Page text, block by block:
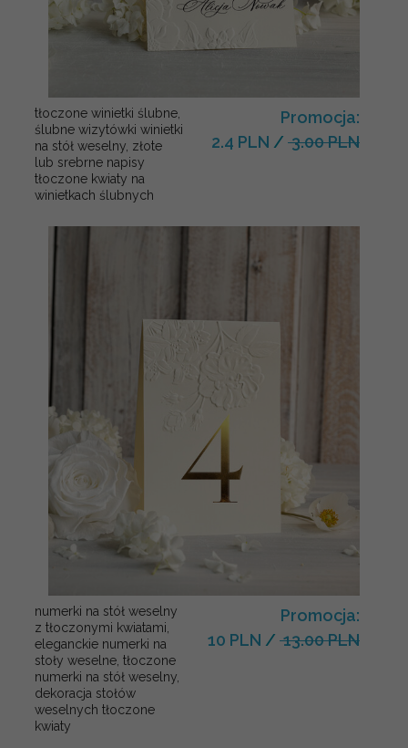
tłoczone winietki ślubne,
ślubne wizytówki winietki
na stół weselny, złote
lub srebrne napisy
tłoczone kwiaty na
winietkach ślubnych
Promocja:
2.4 PLN / 3.00 PLN
numerki na stół weselny
z tłoczonymi kwiatami,
eleganckie numerki na
stoły weselne, tłoczone
numerki na stół weselny,
dekoracja stołów
weselnych tłoczone
kwiaty
Promocja:
10 PLN / 13.00 PLN